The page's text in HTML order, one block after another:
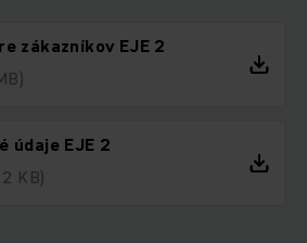
zákazníkov EJE 2
údaje EJE 2
KB)